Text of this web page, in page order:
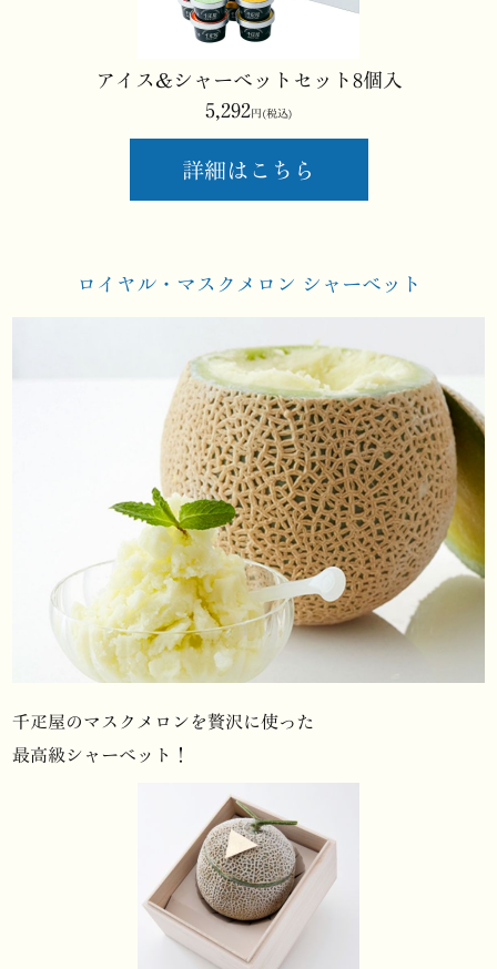
アイス&シャーベットセット8個入
5,292円(税込)
詳細はこちら
ロイヤル・マスクメロン シャーベット
千疋屋のマスクメロンを贅沢に使った
最高級シャーベット！